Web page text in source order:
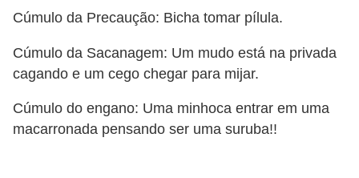
Cúmulo da Precaução: Bicha tomar pílula.
Cúmulo da Sacanagem: Um mudo está na privada
cagando e um cego chegar para mijar.
Cúmulo do engano: Uma minhoca entrar em uma
macarronada pensando ser uma suruba!!